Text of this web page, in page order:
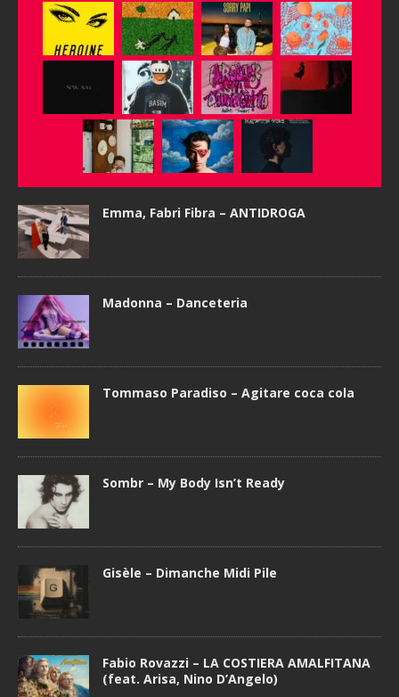
Emma, Fabri Fibra – ANTIDROGA
Madonna – Danceteria
Tommaso Paradiso – Agitare coca cola
Sombr – My Body Isn’t Ready
Gisèle – Dimanche Midi Pile
Fabio Rovazzi – LA COSTIERA AMALFITANA
(feat. Arisa, Nino D’Angelo)